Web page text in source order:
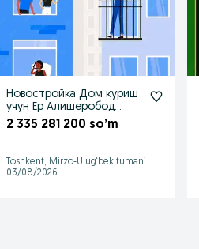
Новостройка Дом куриш
учун Ер Алишеробод
Геофизика Янги
2 335 281 200 so’m
Toshkent, Mirzo-Ulug‘bek tumani
03/08/2026